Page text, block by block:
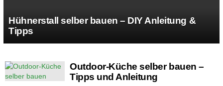
Hühnerstall selber bauen – DIY Anleitung &
Tipps
MORE
STORIES
Outdoor-Küche selber bauen –
Tipps und Anleitung